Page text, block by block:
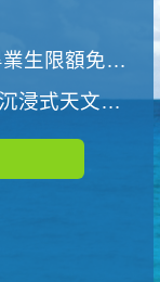
額免費參加
文探索營隊